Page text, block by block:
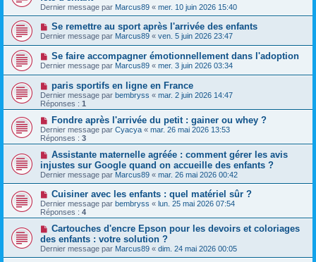
Dernier message par Marcus89 « mer. 10 juin 2026 15:40
Se remettre au sport après l'arrivée des enfants
Dernier message par Marcus89 « ven. 5 juin 2026 23:47
Se faire accompagner émotionnellement dans l'adoption
Dernier message par Marcus89 « mer. 3 juin 2026 03:34
paris sportifs en ligne en France
Dernier message par bembryss « mar. 2 juin 2026 14:47
Réponses : 1
Fondre après l'arrivée du petit : gainer ou whey ?
Dernier message par Cyacya « mar. 26 mai 2026 13:53
Réponses : 3
Assistante maternelle agréée : comment gérer les avis
injustes sur Google quand on accueille des enfants ?
Dernier message par Marcus89 « mar. 26 mai 2026 00:42
Cuisiner avec les enfants : quel matériel sûr ?
Dernier message par bembryss « lun. 25 mai 2026 07:54
Réponses : 4
Cartouches d'encre Epson pour les devoirs et coloriages
des enfants : votre solution ?
Dernier message par Marcus89 « dim. 24 mai 2026 00:05